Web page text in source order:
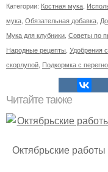
Категории: Костная мука
мука Обязательная добавка
Мука для клубники Советы по
Народные рецепты Удобрения
скорлупой Подкормка с
Читайте также
Октябрьские